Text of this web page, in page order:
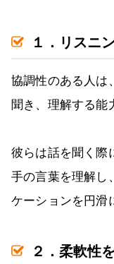
１．リスニ
協調性のある人は
聞き、理解する能
彼らは話を聞く際
手の言葉を理解し
ケーションを円滑
２．柔軟性